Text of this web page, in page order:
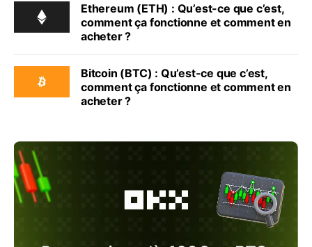
Ethereum (ETH) : Qu’est-ce que c’est,
comment ça fonctionne et comment en
acheter ?
Bitcoin (BTC) : Qu’est-ce que c’est,
comment ça fonctionne et comment en
acheter ?